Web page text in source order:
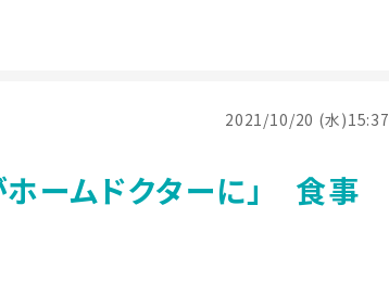
2021/10/20 (水)15:37
ームドクターに」 食事